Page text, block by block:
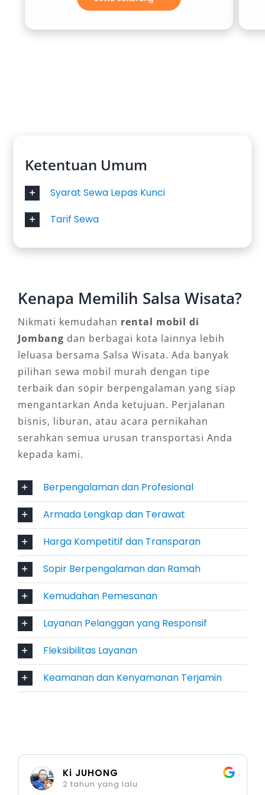
membuat perjalanan lebih sederhana dan
minibus. Anda bisa menyesuaikan pilihan mobil
dengan jumlah penumpang dan kebutuhan
perjalanan.
Lebih Terjamin
kondisi prima dan rutin diservis. Ditambah
lagi, tersedia opsi sewa mobil Jombang dengan
sopir profesional yang berpengalaman,
sehingga perjalanan menjadi lebih aman dan
nyaman.
5. Tersedia Opsi Lepas Kunci dan
Paket Lengkap
Anda dapat memilih rental mobil Jombang
lengkap dengan sopir dan BBM untuk
kemudahan. Fleksibilitas ini membuat layanan
sewa mobil cocok untuk berbagai kebutuhan,
termasuk perjalanan keluarga, event, hingga
kebutuhan darurat.
Pilihan Armada Sewa Mobil
Jombang
Salsa Wisata menyediakan berbagai jenis
kendaraan yang dapat disesuaikan dengan
kebutuhan perjalanan Anda :
Mobil Keluarga & Harian
Cocok untuk kebutuhan sehari-hari dan
Ketentuan Umum
Syarat Sewa Lepas Kunci
Tarif Sewa
Kenapa Memilih Salsa Wisata?
Nikmati kemudahan rental mobil di
Jombang dan berbagai kota lainnya lebih
leluasa bersama Salsa Wisata. Ada banyak
pilihan sewa mobil murah dengan tipe
terbaik dan sopir berpengalaman yang siap
mengantarkan Anda ketujuan. Perjalanan
bisnis, liburan, atau acara pernikahan
serahkan semua urusan transportasi Anda
kepada kami.
Berpengalaman dan Profesional
Armada Lengkap dan Terawat
Harga Kompetitif dan Transparan
Sopir Berpengalaman dan Ramah
Kemudahan Pemesanan
Layanan Pelanggan yang Responsif
Fleksibilitas Layanan
Keamanan dan Kenyamanan Terjamin
Ki JUHONG
2 tahun yang lalu